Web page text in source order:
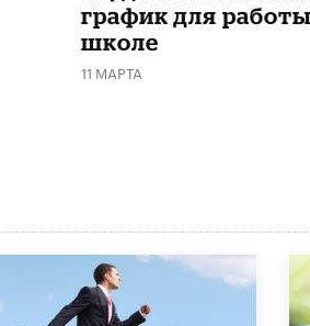
график для
школе
11 МАРТА